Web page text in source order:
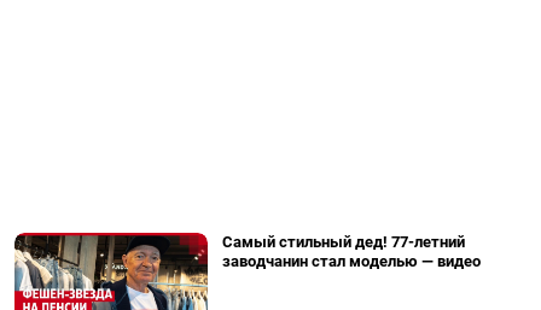
Самый стильный дед! 77-летний
заводчанин стал моделью — видео